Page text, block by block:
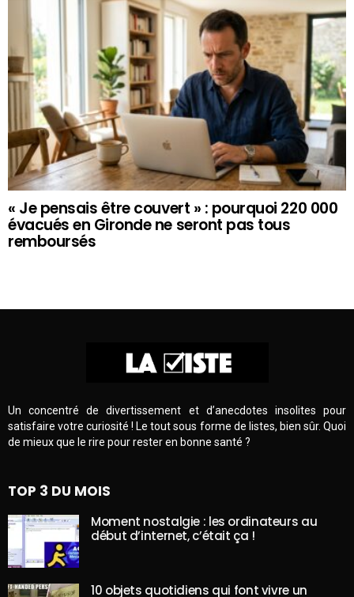
« Je pensais être couvert » : pourquoi 220 000
évacués en Gironde ne seront pas tous
remboursés
Un concentré de divertissement et d’anecdotes insolites pour
satisfaire votre curiosité ! Le tout sous forme de listes, bien sûr. Quoi
de mieux que le rire pour rester en bonne santé ?
TOP 3 DU MOIS
Moment nostalgie : les ordinateurs au
début d’internet, c’était ça !
10 objets quotidiens qui font vivre un